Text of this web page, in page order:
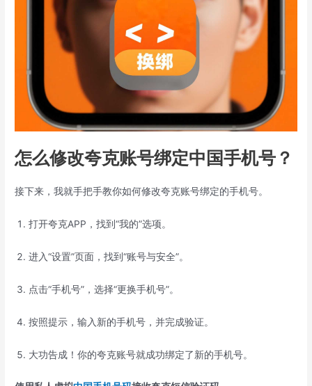
怎么修改夸克账号绑定中国手机号？
接下来，我就手把手教你如何修改夸克账号绑定的手机号。
打开夸克APP，找到“我的”选项。
进入“设置”页面，找到“账号与安全”。
点击“手机号”，选择“更换手机号”。
按照提示，输入新的手机号，并完成验证。
大功告成！你的夸克账号就成功绑定了新的手机号。